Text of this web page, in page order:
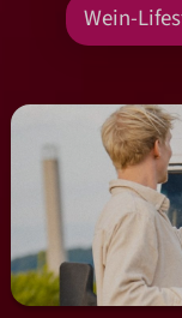
Wein-